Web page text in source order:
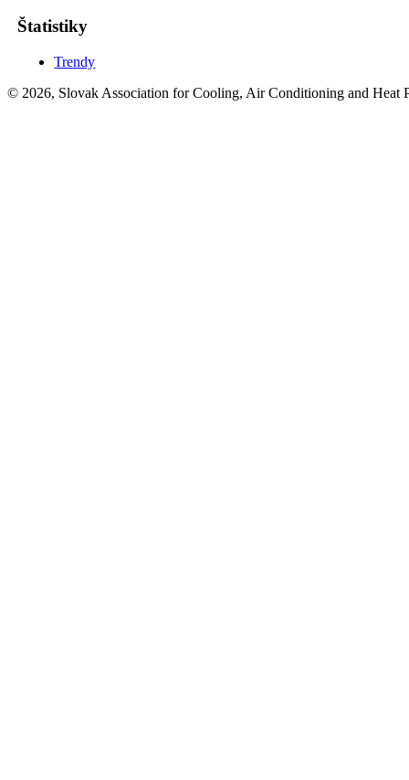
Štatistiky
Trendy
© 2026, Slovak Association for Cooling, Air Conditioning and Heat